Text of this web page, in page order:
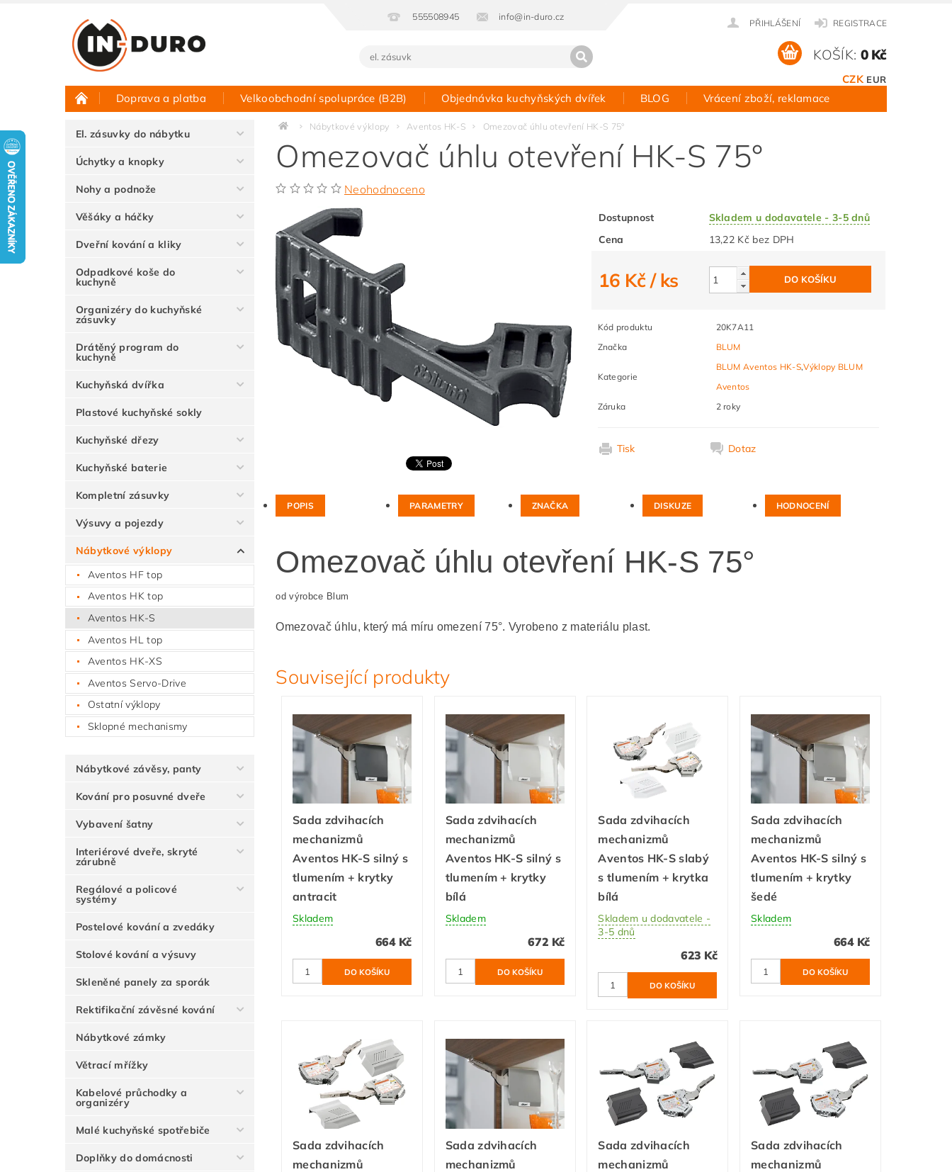
555508945 info@in-duro.cz
PŘIHLÁŠENÍ REGISTRACE
CZK EUR
KOŠÍK: 0 Kč
Doprava a platba Velkoobchodní spolupráce (B2B) Objednávka kuchyňských dvířek BLOG Vrácení zboží, reklamace
Půjčovna vzorků Hodnocení obchodu Kontakt
El. zásuvky do nábytku
Úchytky a knopky
Nohy a podnože
Věšáky a háčky
Dveřní kování a kliky
Odpadkové koše do
kuchyně
Organizéry do kuchyňské
zásuvky
Drátěný program do
kuchyně
Kuchyňská dvířka
Plastové kuchyňské sokly
Kuchyňské dřezy
Kuchyňské baterie
Kompletní zásuvky
Výsuvy a pojezdy
Nábytkové výklopy
Aventos HF top
Aventos HK top
Aventos HK-S
Aventos HL top
Aventos HK-XS
Aventos Servo-Drive
Ostatní výklopy
Sklopné mechanismy
Nábytkové závěsy, panty
Kování pro posuvné dveře
Vybavení šatny
Interiérové dveře, skryté
zárubně
Regálové a policové
systémy
Postelové kování a zvedáky
Stolové kování a výsuvy
Skleněné panely za sporák
Rektifikační závěsné kování
Nábytkové zámky
Větrací mřížky
Kabelové průchodky a
organizéry
Malé kuchyňské spotřebiče
Doplňky do domácnosti
Nábytkové výklopy Aventos HK-S Omezovač úhlu otevření HK-S 75°
Omezovač úhlu otevření HK-S 75°
Neohodnoceno
Dostupnost
Skladem u dodavatele - 3-5 dnů
Cena
13,22 Kč bez DPH
16 Kč/ ks
Kód produktu
20K7A11
Značka
BLUM
Kategorie
BLUM Aventos HK-S,Výklopy BLUM
Aventos
Záruka
2 roky
Tisk Dotaz
POPIS PARAMETRY ZNAČKA DISKUZE HODNOCENÍ
Omezovač úhlu otevření HK-S 75°
od výrobce Blum
Omezovač úhlu, který má míru omezení 75°. Vyrobeno z materiálu plast.
Související produkty
Sada zdvihacích
mechanizmů
Aventos HK-S silný s
tlumením + krytky
antracit
Skladem
664 Kč
Sada zdvihacích
mechanizmů
Aventos HK-S silný s
tlumením + krytky
bílá
Skladem
672 Kč
Sada zdvihacích
mechanizmů
Aventos HK-S slabý
s tlumením + krytka
bílá
Skladem u dodavatele -
3-5 dnů
623 Kč
Sada zdvihacích
mechanizmů
Aventos HK-S silný s
tlumením + krytky
šedé
Skladem
664 Kč
Sada zdvihacích
mechanizmů
Sada zdvihacích
mechanizmů
Sada zdvihacích
mechanizmů
Sada zdvihacích
mechanizmů